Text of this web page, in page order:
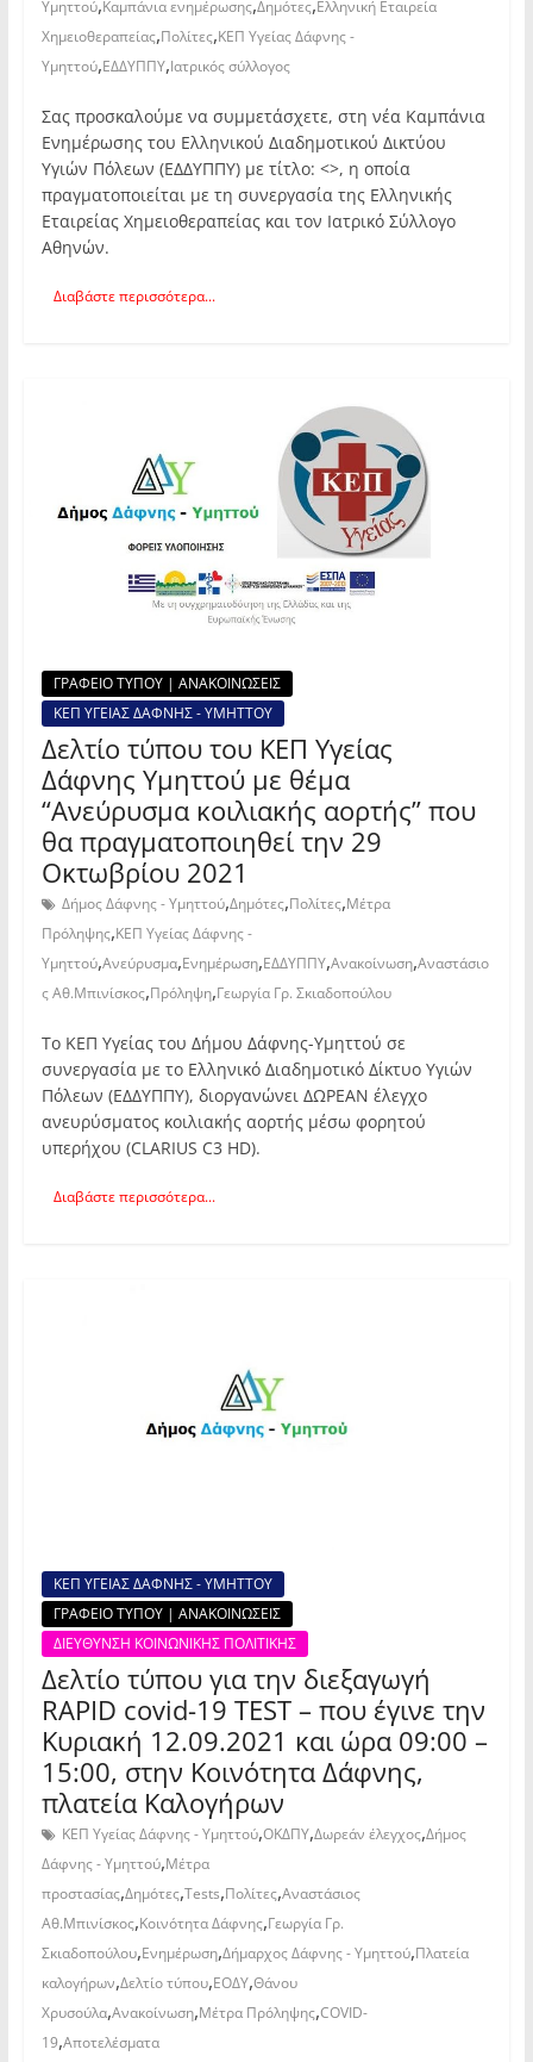
Υμηττού Καμπάνια ενημέρωσης Δημότες Ελληνική Εταιρεία
Χημειοθεραπείας,Πολίτες,ΚΕΠ Υγείας Δάφνης -
Υμηττού,ΕΔΔΥΠΠΥ,Ιατρικός σύλλογος
Σας προσκαλούμε να συμμετάσχετε, στη νέα Καμπάνια
Ενημέρωσης του Ελληνικού Διαδημοτικού Δικτύου
Υγιών Πόλεων (ΕΔΔΥΠΠΥ) με τίτλο: <>, η οποία
πραγματοποιείται με τη συνεργασία της Ελληνικής
Εταιρείας Χημειοθεραπείας και τον Ιατρικό Σύλλογο
Αθηνών.
Διαβάστε περισσότερα...
ΓΡΑΦΕΙΟ ΤΥΠΟΥ | ΑΝΑΚΟΙΝΩΣΕΙΣ
ΚΕΠ ΥΓΕΙΑΣ ΔΑΦΝΗΣ - ΥΜΗΤΤΟΥ
Δελτίο τύπου του ΚΕΠ Υγείας
Δάφνης Υμηττού με θέμα
“Ανεύρυσμα κοιλιακής αορτής” που
θα πραγματοποιηθεί την 29
Οκτωβρίου 2021
Δήμος Δάφνης - Υμηττού,Δημότες,Πολίτες,Μέτρα
Πρόληψης,ΚΕΠ Υγείας Δάφνης -
Υμηττού,Ανεύρυσμα,Ενημέρωση,ΕΔΔΥΠΠΥ,Ανακοίνωση,Αναστάσιο
ς Αθ.Μπινίσκος,Πρόληψη,Γεωργία Γρ. Σκιαδοπούλου
Το ΚΕΠ Υγείας του Δήμου Δάφνης-Υμηττού σε
συνεργασία με το Ελληνικό Διαδημοτικό Δίκτυο Υγιών
Πόλεων (ΕΔΔΥΠΠΥ), διοργανώνει ΔΩΡΕΑΝ έλεγχο
ανευρύσματος κοιλιακής αορτής μέσω φορητού
υπερήχου (CLARIUS C3 HD).
Διαβάστε περισσότερα...
ΚΕΠ ΥΓΕΙΑΣ ΔΑΦΝΗΣ - ΥΜΗΤΤΟΥ
ΓΡΑΦΕΙΟ ΤΥΠΟΥ | ΑΝΑΚΟΙΝΩΣΕΙΣ
ΔΙΕΥΘΥΝΣΗ ΚΟΙΝΩΝΙΚΗΣ ΠΟΛΙΤΙΚΗΣ
Δελτίο τύπου για την διεξαγωγή
RAPID covid-19 TEST – που έγινε την
Κυριακή 12.09.2021 και ώρα 09:00 –
15:00, στην Kοινότητα Δάφνης,
πλατεία Καλογήρων
ΚΕΠ Υγείας Δάφνης - Υμηττού,ΟΚΔΠΥ,Δωρεάν έλεγχος,Δήμος
Δάφνης - Υμηττού,Μέτρα
προστασίας,Δημότες,Tests,Πολίτες,Αναστάσιος
Αθ.Μπινίσκος,Κοινότητα Δάφνης,Γεωργία Γρ.
Σκιαδοπούλου,Ενημέρωση,Δήμαρχος Δάφνης - Υμηττού,Πλατεία
καλογήρων,Δελτίο τύπου,ΕΟΔΥ,Θάνου
Χρυσούλα,Ανακοίνωση,Μέτρα Πρόληψης,COVID-
19,Αποτελέσματα